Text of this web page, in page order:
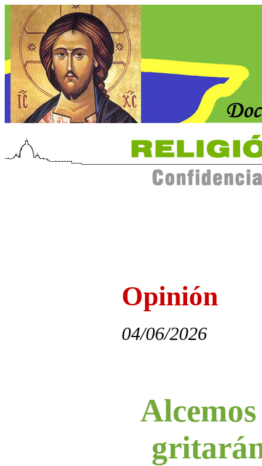
Opinión
04/06/2026